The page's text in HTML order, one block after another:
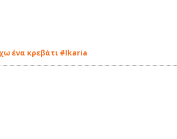
ένα κρεβάτι #Ikaria